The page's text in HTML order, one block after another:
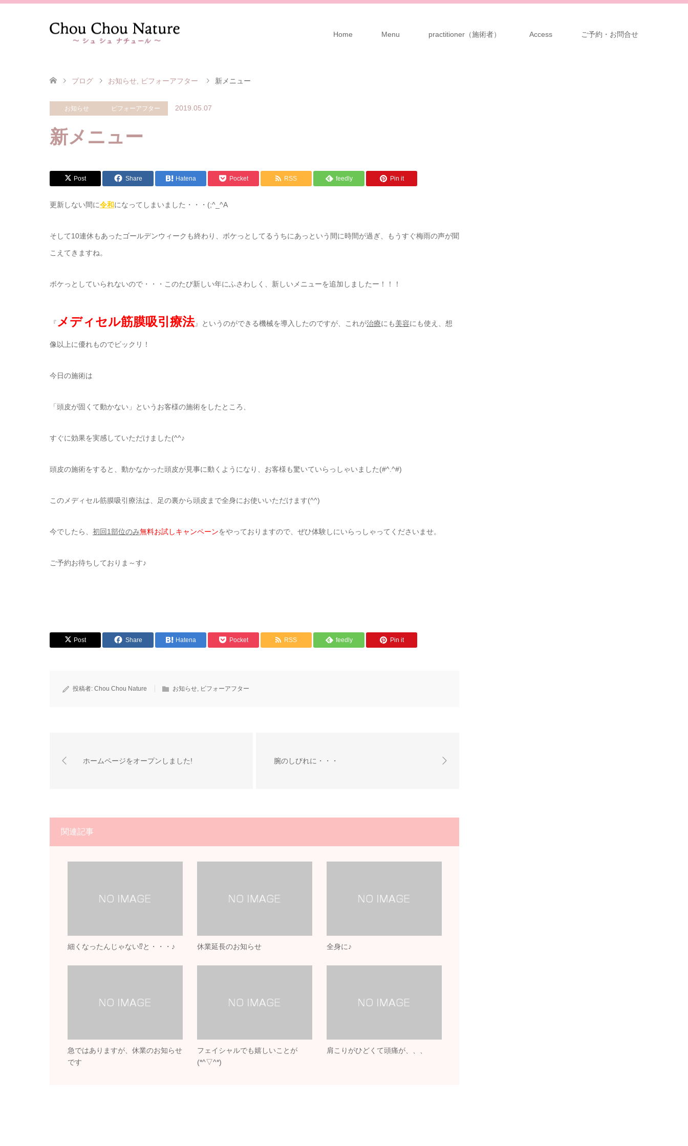
Home Menu practitioner（施術者） Access ご予約・お問合せ
ブログ お知らせ ビフォーアフター 新メニュー
お知らせ ビフォーアフター 2019.05.07
新メニュー
Post Share Hatena Pocket RSS feedly Pin it
更新しない間に令和になってしまいました・・・(;^_^A
そして10連休もあったゴールデンウィークも終わり、ボケっとしてるうちにあっという間に時間が過ぎ、もうすぐ梅雨の声が聞
こえてきますね。
ボケっとしていられないので・・・このたび新しい年にふさわしく、新しいメニューを追加しましたー！！！
『 メディセル筋膜吸引療法』というのができる機械を導入したのですが、これが治療にも美容にも使え、想
像以上に優れものでビックリ！
今日の施術は
「頭皮が固くて動かない」というお客様の施術をしたところ、
すぐに効果を実感していただけました(^^♪
頭皮の施術をすると、動かなかった頭皮が見事に動くようになり、お客様も驚いていらっしゃいました(#^.^#)
このメディセル筋膜吸引療法は、足の裏から頭皮まで全身にお使いいただけます(^^)
今でしたら、 初回1部位のみ無料お試しキャンペーンをやっておりますので、ぜひ体験しにいらっしゃってくださいませ。
ご予約お待ちしておりま～す♪
Post Share Hatena Pocket RSS feedly Pin it
投稿者: Chou Chou Nature お知らせ, ビフォーアフター
ホームページをオープンしました! 腕のしびれに・・・
関連記事
細くなったんじゃない⁉と・・・♪ 休業延長のお知らせ 全身に♪
急ではありますが、休業のお知らせ
です
フェイシャルでも嬉しいことが
(*^▽^*)
肩こりがひどくて頭痛が、、、